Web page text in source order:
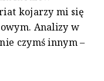
kojarzy mi się
Analizy w
czymś innym –